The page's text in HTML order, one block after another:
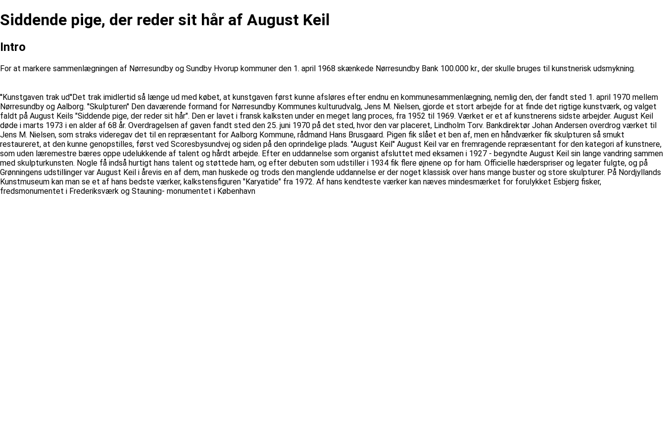
Siddende pige, der reder sit hår af August Keil
Intro
For at markere sammenlægningen af Nørresundby og Sundby Hvorup kommuner den 1. april 1968 skænkede Nørresundby Bank 100.000 kr., der skulle bruges til kunstnerisk udsmykning.
''Kunstgaven trak ud''Det trak imidlertid så længe ud med købet, at kunstgaven først kunne afsløres efter endnu en kommunesammenlægning, nemlig den, der fandt sted 1. april 1970 mellem
Nørresundby og Aalborg. ''Skulpturen'' Den daværende formand for Nørresundby Kommunes kulturudvalg, Jens M. Nielsen, gjorde et stort arbejde for at finde det rigtige kunstværk, og valget
faldt på August Keils "Siddende pige, der reder sit hår". Den er lavet i fransk kalksten under en meget lang proces, fra 1952 til 1969. Værket er et af kunstnerens sidste arbejder. August Keil
døde i marts 1973 i en alder af 68 år. Overdragelsen af gaven fandt sted den 25. juni 1970 på det sted, hvor den var placeret, Lindholm Torv. Bankdirektør Johan Andersen overdrog værket til
Jens M. Nielsen, som straks videregav det til en repræsentant for Aalborg Kommune, rådmand Hans Brusgaard. Pigen fik slået et ben af, men en håndværker fik skulpturen så smukt
restaureret, at den kunne genopstilles, først ved Scoresbysundvej og siden på den oprindelige plads. ''August Keil'' August Keil var en fremragende repræsentant for den kategori af kunstnere,
som uden læremestre bæres oppe udelukkende af talent og hårdt arbejde. Efter en uddannelse som organist afsluttet med eksamen i 1927 - begyndte August Keil sin lange vandring sammen
med skulpturkunsten. Nogle få indså hurtigt hans talent og støttede ham, og efter debuten som udstiller i 1934 fik flere øjnene op for ham. Officielle hæderspriser og legater fulgte, og på
Grønningens udstillinger var August Keil i årevis en af dem, man huskede og trods den manglende uddannelse er der noget klassisk over hans mange buster og store skulpturer. På Nordjyllands
Kunstmuseum kan man se et af hans bedste værker, kalkstensfiguren "Karyatide" fra 1972. Af hans kendteste værker kan næves mindesmærket for forulykket Esbjerg fisker,
fredsmonumentet i Frederiksværk og Stauning- monumentet i København